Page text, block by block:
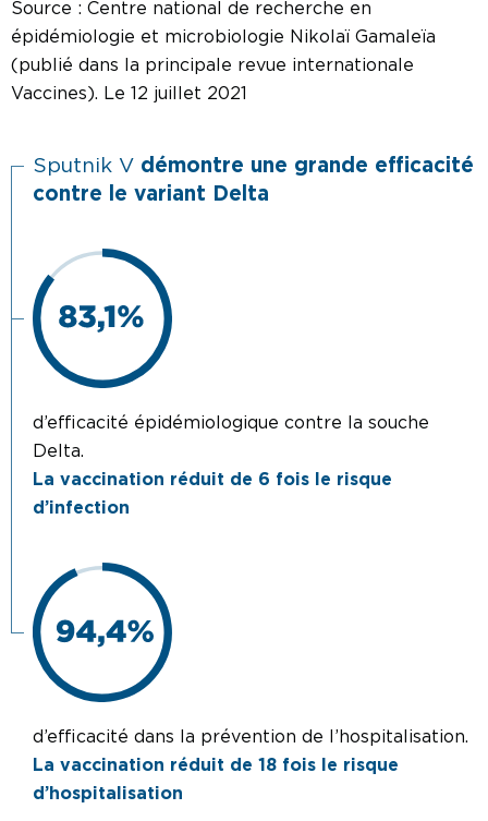
Source : Centre national de recherche en
épidémiologie et microbiologie Nikolaï Gamaleïa
(publié dans la principale revue internationale
Vaccines). Le 12 juillet 2021
Sputnik V démontre une grande efficacité
contre le variant Delta
d’efficacité épidémiologique contre la souche
Delta.
La vaccination réduit de 6 fois le risque
d’infection
d’efficacité dans la prévention de l’hospitalisation.
La vaccination réduit de 18 fois le risque
d’hospitalisation